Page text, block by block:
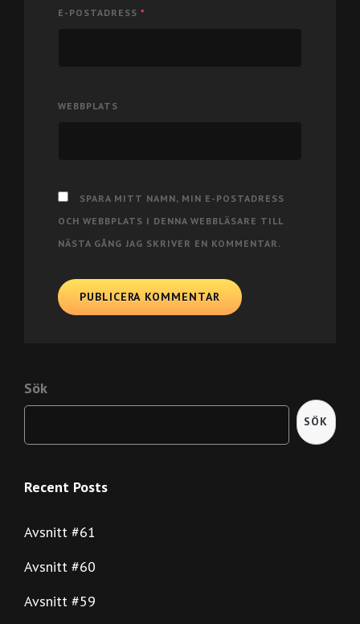
E-POSTADRESS *
WEBBPLATS
SPARA MITT NAMN, MIN E-POSTADRESS
OCH WEBBPLATS I DENNA WEBBLÄSARE TILL
NÄSTA GÅNG JAG SKRIVER EN KOMMENTAR.
Sök
SÖK
Recent Posts
Avsnitt #61
Avsnitt #60
Avsnitt #59